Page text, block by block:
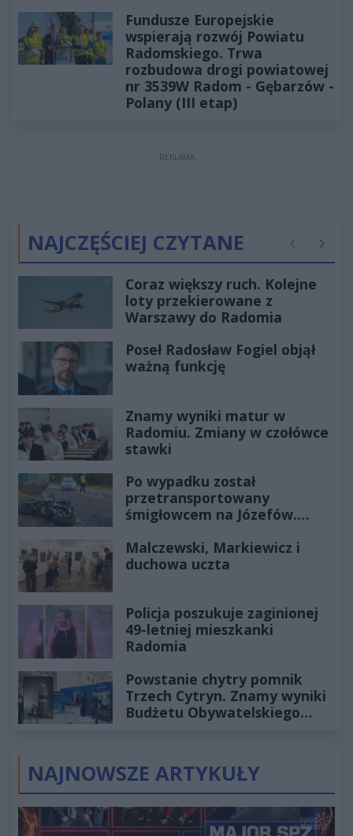
Fundusze Europejskie
wspierają rozwój Powiatu
Radomskiego. Trwa
rozbudowa drogi powiatowej
nr 3539W Radom - Gębarzów -
Polany (III etap)
REKLAMA
NAJCZĘŚCIEJ CZYTANE Poprzednie
Coraz większy ruch. Kolejne
loty przekierowane z
Warszawy do Radomia
Poseł Radosław Fogiel objął
ważną funkcję
Znamy wyniki matur w
Radomiu. Zmiany w czołówce
stawki
Po wypadku został
przetransportowany
śmigłowcem na Józefów.
Malczewski, Markiewicz i
duchowa uczta
Policja poszukuje zaginionej
49-letniej mieszkanki
Radomia
Powstanie chytry pomnik
Trzech Cytryn. Znamy wyniki
Budżetu Obywatelskiego
NAJNOWSZE ARTYKUŁY